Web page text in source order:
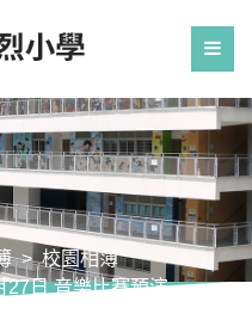
校園相簿
27日 音樂比賽預演